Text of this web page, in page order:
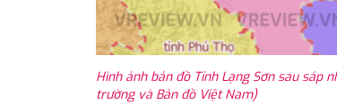
Hình ảnh bản đồ Tỉnh Lạng Sơn sau sáp
trường và Bản đồ Việt Nam)